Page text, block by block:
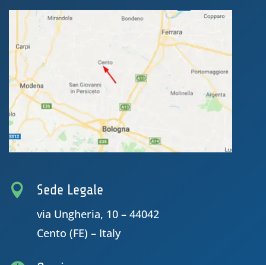
 Sede Legale
via Ungheria, 10 – 44042
Cento (FE) – Italy